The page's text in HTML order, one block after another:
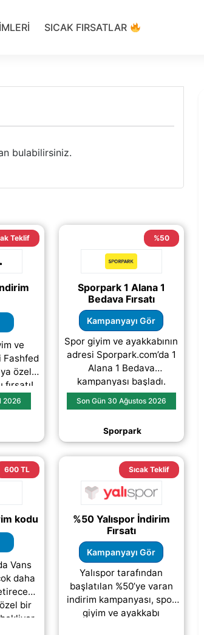
SICAK FIRSATLAR
bulabilirsiniz.
Teklif
ve
Fashfed
özel
fırsatı!
2026
%50
Sporpark 1 Alana 1
Bedava Fırsatı
Kampanyayı Gör
Spor giyim ve ayakkabının
adresi Sporpark.com’da 1
Alana 1 Bedava
kampanyası başladı.
Üstelik 2000 TL üzeri
kargo ücretsiz.
Son Gün 30 Ağustos 2026
Sporpark
600 TL
kodu
Vans
daha
bir
Sıcak Teklif
%50 Yalıspor İndirim
Fırsatı
Kampanyayı Gör
Yalıspor tarafından
başlatılan %50’ye varan
indirim kampanyası, spor
giyim ve ayakkabı